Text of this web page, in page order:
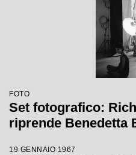
FOTO
Set fotografico:
riprende Benedetta
19 GENNAIO 1967